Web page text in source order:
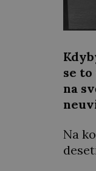
se
na
Na